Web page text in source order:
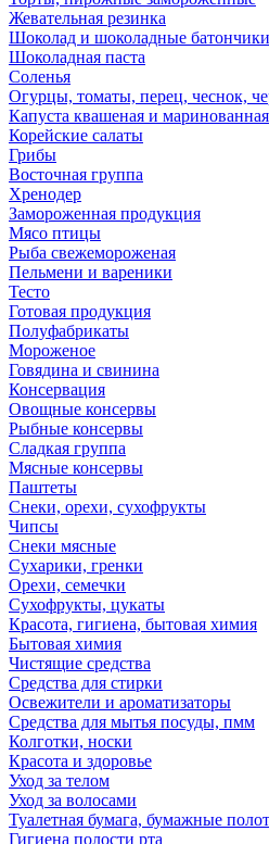
Жевательная резинка
Шоколад и шоколадные батончики
Шоколадная паста
Соленья
Огурцы, томаты, перец, чеснок,
Капуста квашеная и маринованная
Корейские салаты
Грибы
Восточная группа
Хренодер
Замороженная продукция
Мясо птицы
Рыба свежемороженая
Пельмени и вареники
Тесто
Готовая продукция
Полуфабрикаты
Мороженое
Говядина и свинина
Консервация
Овощные консервы
Рыбные консервы
Сладкая группа
Мясные консервы
Паштеты
Снеки, орехи, сухофрукты
Чипсы
Снеки мясные
Сухарики, гренки
Орехи, семечки
Сухофрукты, цукаты
Красота, гигиена, бытовая химия
Бытовая химия
Чистящие средства
Средства для стирки
Освежители и ароматизаторы
Средства для мытья посуды, пмм
Колготки, носки
Красота и здоровье
Уход за телом
Уход за волосами
Туалетная бумага, бумажные
Гигиена полости рта